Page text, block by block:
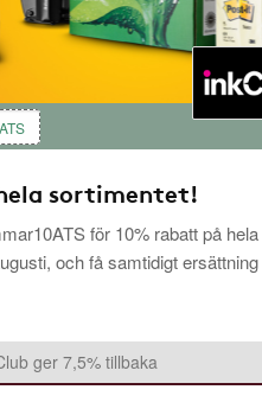
sortimentet!
för 10% rabatt på hela
och få samtidigt ersättning
ger 7,5% tillbaka